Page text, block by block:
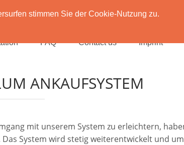
stimmen Sie der Cookie-Nutzung zu.
FAQ Contact us Imprint
ANKAUFSYSTEM
mit unserem System zu erleichtern,
System wird stetig weiterentwickelt und